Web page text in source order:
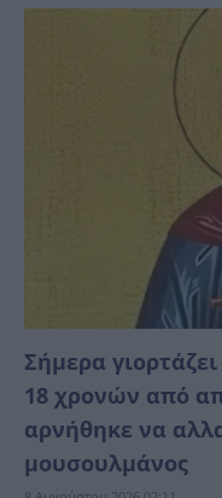
Σήμερα
18 χρονών από
αρνήθηκε να
μουσουλμάνος